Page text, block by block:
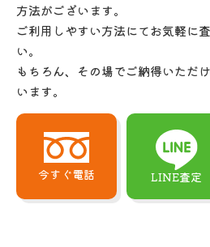
方法がございます。
ご利用しやすい方法にてお気軽に
い。
もちろん、その場でご納得いただ
います。
今すぐ電話 LINE査定